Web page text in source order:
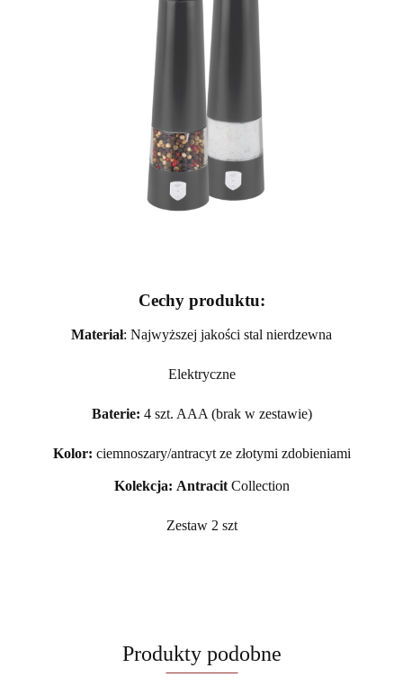
Cechy produktu:
Materiał: Najwyższej jakości stal nierdzewna
Elektryczne
Baterie: 4 szt. AAA (brak w zestawie)
Kolor: ciemnoszary/antracyt ze złotymi zdobieniami
Kolekcja: AntracitCollection
Zestaw 2 szt
Produkty podobne